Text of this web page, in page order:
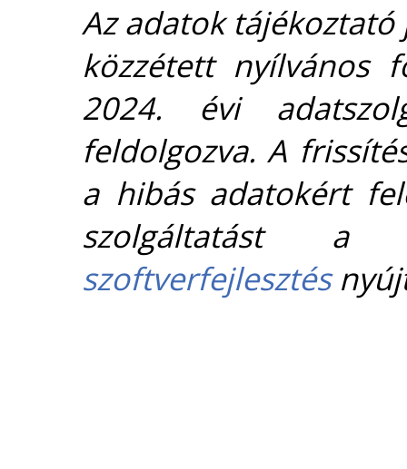
Az adatok
közzétett nyílvános
2024. évi
feldolgozva. A
a hibás adatokért
szolgáltatást
szoftverfejlesztés